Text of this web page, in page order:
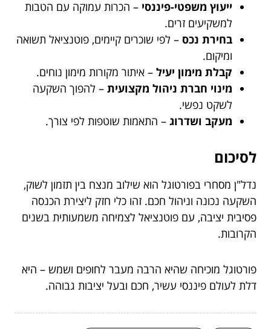
ייעוץ משפטי-פיננסי – הכרות עמוקה עם הטבות
למשקיעים זרים.
בחירת נכס – לפי שוכרים קיימים, פוטנציאל תשואה
ומיקום.
קבלת מימון יעיל – איתור מקורות מימון נוחים.
מינוי חברת ניהול מקצועית – להפוך השקעה
לשקט נפשי.
מעקב ושדרוג – התאמות שוטפות לפי צורך.
לסיכום
נדל"ן מסחרי בפורטוגל הוא שילוב מנצח בין תזמון לשוק,
השקעה נכונה וניהול חכם. זהו כלי חזק ליצירת הכנסה
פסיבית יציבה, עם פוטנציאל לצמיחה משמעותית בשנים
הקרובות.
פורטוגל מוכיחה שהיא הרבה מעבר לחופים ושמש – היא
דלת לעולם פיננסי עשיר, חכם ובעל יציבות גבוהה.